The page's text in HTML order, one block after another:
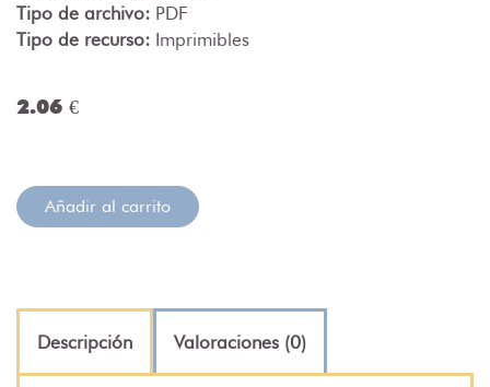
Tipo de archivo: PDF
Tipo de recurso: Imprimibles
2.06 €
Añadir al carrito
Descripción Valoraciones (0)